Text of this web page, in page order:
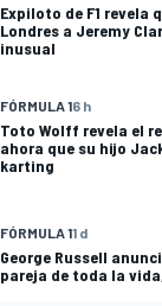
Expiloto de F1 revela
Londres a Jeremy
inusual
FÓRMULA 16 h
Toto Wolff revela el
ahora que su hijo
karting
FÓRMULA 11 d
George Russell
pareja de toda la